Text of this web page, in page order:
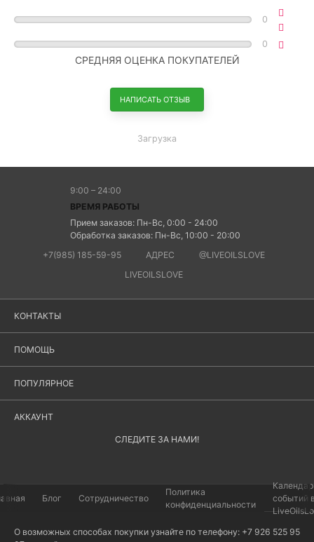
0
0
СРЕДНЯЯ ОЦЕНКА ПОКУПАТЕЛЕЙ
НАПИСАТЬ ОТЗЫВ
Загрузка
9:00 – 24:00
ВРЕМЯ РАБОТЫ
Прием заказов: Пн-Вс, 0:00 - 24:00
Обработка заказов: Пн-Вс, 10:00 - 20:00
+7(985) 185-59-95
АДРЕС
@LIVEOILSLOVE
LIVEOILSLOVE
КОНТАКТЫ
ПОМОЩЬ
ПОПУЛЯРНОЕ
АККАУНТ
СЛЕДИТЕ ЗА НАМИ!
Блог Сотрудничество
Политика
конфиденциальности
событий
О возможных способах покупки узнайте по телефону: +7 926 525 95